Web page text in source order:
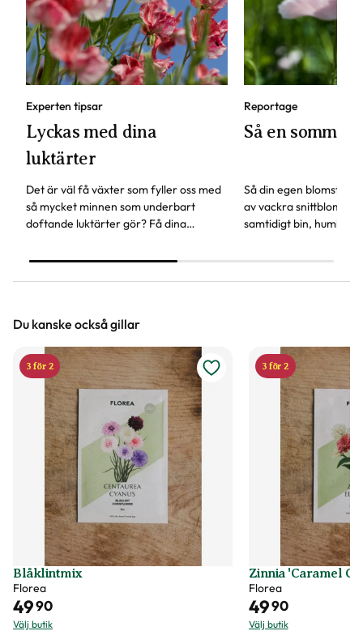
Experten tipsar
Lyckas med dina
luktärter
Det är väl få växter som fyller oss med
så mycket minnen som underbart
doftande luktärter gör? Få dina
här är experttipsen!
Reportage
Så en
Så din egen
av vackra
samtidigt bin, humlor
Trädgårdsprofilen
Du kanske också gillar
3 för 2
Blåklintmix
Florea
4990
Välj butik
3 för 2
Zinnia 'Caramel
Florea
4990
Välj butik